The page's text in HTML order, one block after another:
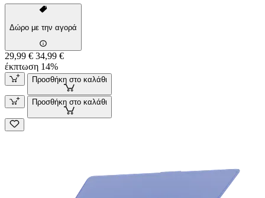
Δώρο με την αγορά
29,99 € 34,99 €
έκπτωση 14%
Προσθήκη στο καλάθι
Προσθήκη στο καλάθι